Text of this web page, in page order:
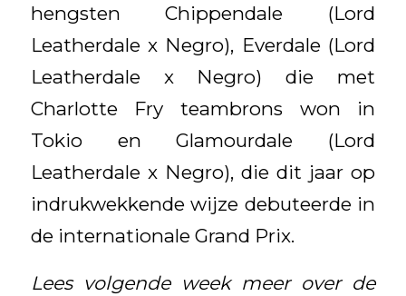
hengsten Chippendale (Lord
Leatherdale x Negro), Everdale (Lord
Leatherdale x Negro) die met
Charlotte Fry teambrons won in
Tokio en Glamourdale (Lord
Leatherdale x Negro), die dit jaar op
indrukwekkende wijze debuteerde in
de internationale Grand Prix.
Lees volgende week meer over de